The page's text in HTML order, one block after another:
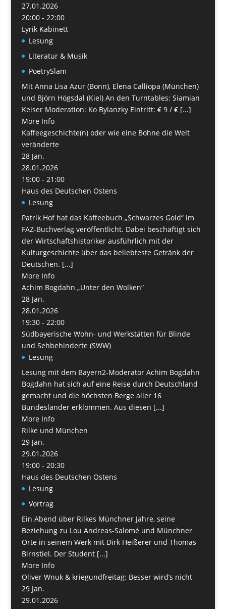
27.01.2026
20:00 - 22:00
Lyrik Kabinett
Lesung
Literatur & Musik
PoetrySlam
Mit Anna Lisa Azur (Bonn), Elena Calliopa (München)
und Björn Högsdal (Kiel) An den Turntables: Siamian
Keiser Moderation: Ko Bylanzky Eintritt: € 9 / € [...]
More Info
Kaffeegeschichte(n) oder wie eine Bohne die Welt
veränderte
28 Jan.
28.01.2026
19:00 - 21:00
Haus des Deutschen Ostens
Lesung
Patrik Hof hat das Kaffeebuch „Schwarzes Gold“ im
FAZ-Buchverlag veröffentlicht. Dabei beschäftigt sich
der Wirtschaftshistoriker ausführlich mit der
Kulturgeschichte über das beliebteste Getränk der
Deutschen. [...]
More Info
Achim Bogdahn „Unter den Wolken“
28 Jan.
28.01.2026
19:30 - 22:00
Südbayerische Wohn- und Werkstätten für Blinde
und Sehbehinderte (SWW)
Lesung
Lesung mit dem Bayern2-Moderator Achim Bogdahn
Bogdahn hat sich auf eine Reise durch Deutschland
gemacht und die höchsten Berge aller 16
Bundesländer erklommen. Aus diesen [...]
More Info
Rilke und München
29 Jan.
29.01.2026
19:00 - 20:30
Haus des Deutschen Ostens
Lesung
Vortrag
Ein Abend über Rilkes Münchner Jahre, seine
Beziehung zu Lou Andreas-Salomé und Münchner
Orte in seinem Werk mit Dirk Heißerer und Thomas
Birnstiel. Der Student [...]
More Info
Oliver Wnuk & kriegundfreitag: Besser wird’s nicht
29 Jan.
29.01.2026